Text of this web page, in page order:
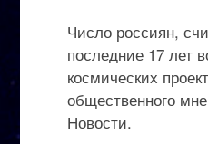
Число россиян,
последние 17 лет
космических
общественного
Новости.